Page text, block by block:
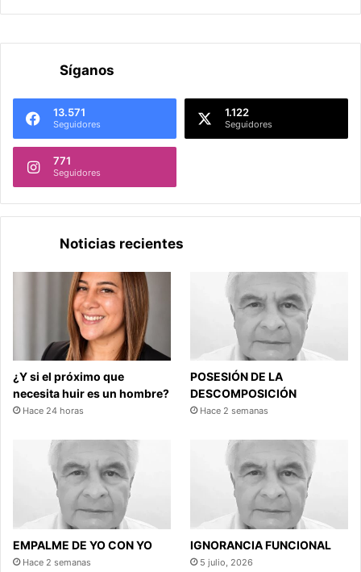
Síganos
13.571
Seguidores
1.122
Seguidores
771
Seguidores
Noticias recientes
¿Y si el próximo que
necesita huir es un hombre?
Hace 24 horas
POSESIÓN DE LA
DESCOMPOSICIÓN
Hace 2 semanas
EMPALME DE YO CON YO
Hace 2 semanas
IGNORANCIA FUNCIONAL
5 julio, 2026